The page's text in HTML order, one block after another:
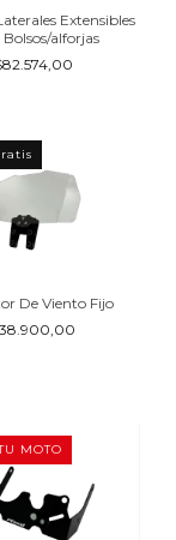
Extensibles
alforjas
De Viento Fijo
MOTO